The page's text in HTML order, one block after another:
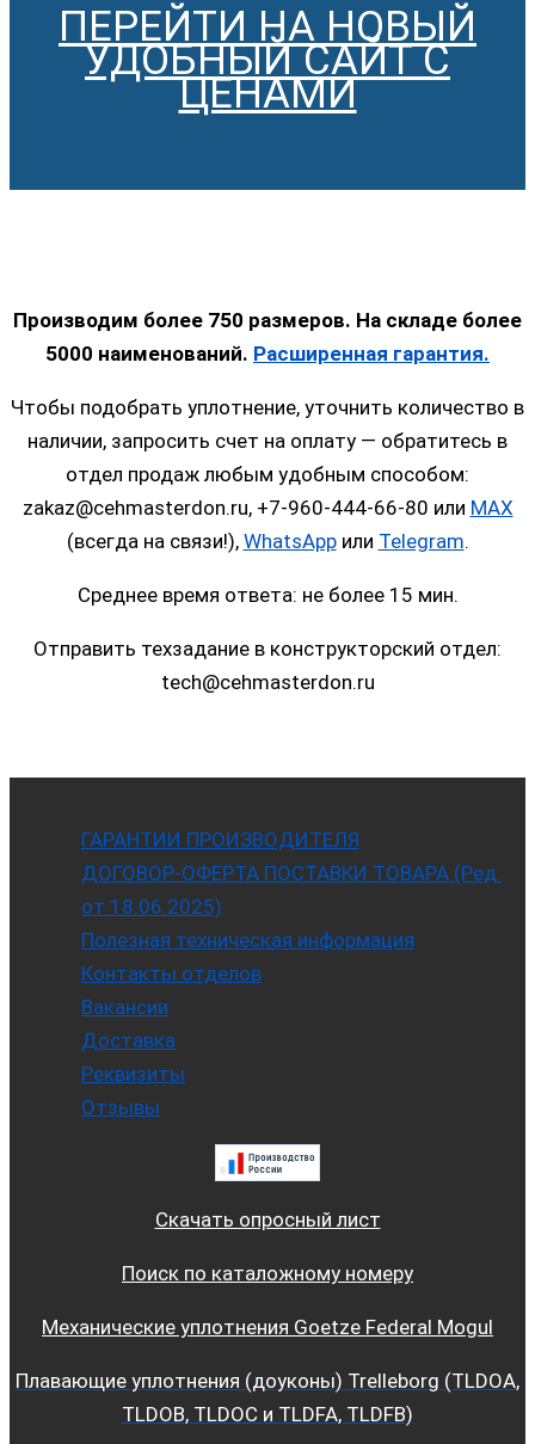
ПЕРЕЙТИ НА НОВЫЙ
УДОБНЫЙ САЙТ С
ЦЕНАМИ
Производим более 750 размеров. На складе более
5000 наименований. Расширенная гарантия.
Чтобы подобрать уплотнение, уточнить количество в
наличии, запросить счет на оплату — обратитесь в
отдел продаж любым удобным способом:
zakaz@cehmasterdon.ru, +7-960-444-66-80 или MAX
(всегда на связи!), WhatsAppили Telegram.
Среднее время ответа: не более 15 мин.
Отправить техзадание в конструкторский отдел:
tech@cehmasterdon.ru
ГАРАНТИИ ПРОИЗВОДИТЕЛЯ
ДОГОВОР-ОФЕРТА ПОСТАВКИ ТОВАРА (Ред.
от 18.06.2025)
Полезная техническая информация
Контакты отделов
Вакансии
Доставка
Реквизиты
Отзывы
Скачать опросный лист
Поиск по каталожному номеру
Механические уплотнения Goetze Federal Mogul
Плавающие уплотнения (доуконы) Trelleborg (TLDOA,
TLDOB, TLDOC и TLDFA, TLDFB)